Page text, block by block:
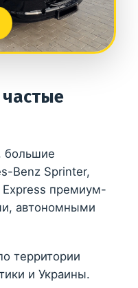
большие
Benz Sprinter,
Express премиум-
автономными
территории
и Украины.